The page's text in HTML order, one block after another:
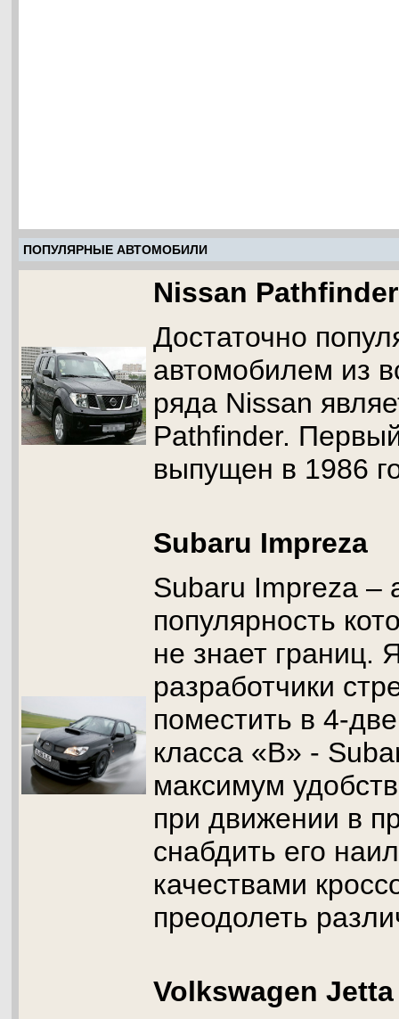
ПОПУЛЯРНЫЕ АВТОМОБИЛИ
Nissan Pathfinder
Достаточно
автомобилем из
ряда Nissan
Pathfinder.
выпущен в 1986
Subaru Impreza
Subaru Impreza –
популярность
не знает границ.
разработчики
поместить в 4-
класса «В» -
максимум
при движении в
снабдить его
качествами
преодолеть
Volkswagen Jetta